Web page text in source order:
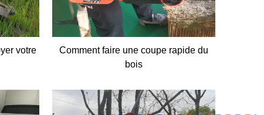
votre
Comment faire une coupe rapide du
bois